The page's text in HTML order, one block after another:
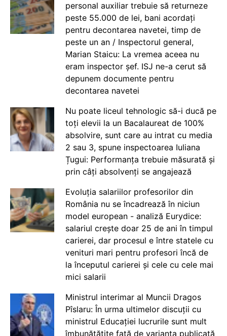
personal auxiliar trebuie să returneze
peste 55.000 de lei, bani acordați
pentru decontarea navetei, timp de
peste un an / Inspectorul general,
Marian Staicu: La vremea aceea nu
eram inspector șef. ISJ ne-a cerut să
depunem documente pentru
decontarea navetei
Nu poate liceul tehnologic să-i ducă pe
toți elevii la un Bacalaureat de 100%
absolvire, sunt care au intrat cu media
2 sau 3, spune inspectoarea Iuliana
Țugui: Performanța trebuie măsurată și
prin câți absolvenți se angajează
Evoluția salariilor profesorilor din
România nu se încadrează în niciun
model european - analiză Eurydice:
salariul crește doar 25 de ani în timpul
carierei, dar procesul e între statele cu
venituri mari pentru profesori încă de
la începutul carierei și cele cu cele mai
mici salarii
Ministrul interimar al Muncii Dragos
Pîslaru: În urma ultimelor discuții cu
ministrul Educației lucrurile sunt mult
îmbunătățite față de varianta publicată